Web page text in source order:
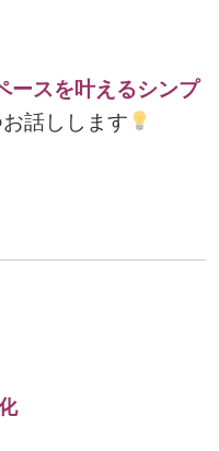
ースを叶えるシンプ
話しします